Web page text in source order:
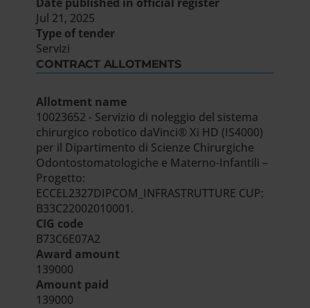
Jul 21, 2025
Type of tender
Servizi
CONTRACT ALLOTMENTS
Allotment name
10023652 - Servizio di noleggio del sistema
chirurgico robotico daVinci® Xi HD (IS4000)
per il Dipartimento di Scienze Chirurgiche
Odontostomatologiche e Materno-Infantili –
Progetto:
ECCEL2327DIPCOM_INFRASTRUTTURE CUP:
B33C22002010001.
CIG code
B73C6E07A2
Award amount
139000
Amount paid
139000